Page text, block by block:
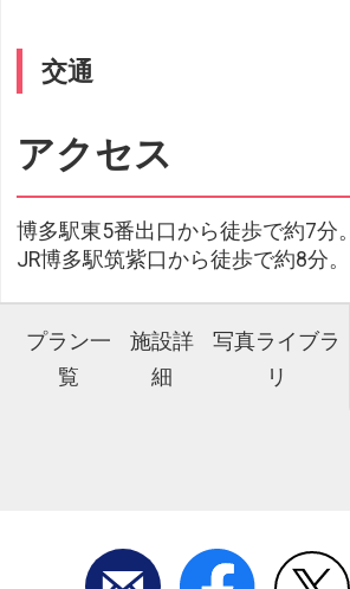
交通
アクセス
博多駅東5番出口から徒歩で約7分。
JR博多駅筑紫口から徒歩で約8分。
プラン一
覧
施設詳
細
写真ライブラ
リ